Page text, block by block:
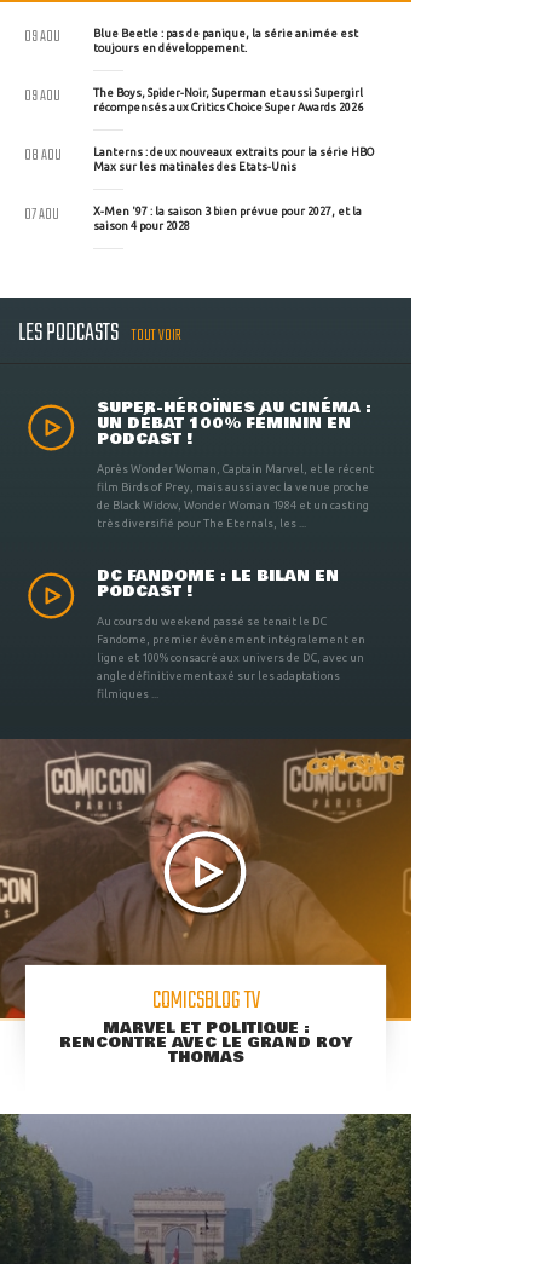
Blue Beetle : pas de panique, la série animée est
toujours en développement.
09 AOU
The Boys, Spider-Noir, Superman et aussi Supergirl
récompensés aux Critics Choice Super Awards 2026
09 AOU
Lanterns : deux nouveaux extraits pour la série HBO
Max sur les matinales des Etats-Unis
08 AOU
X-Men '97 : la saison 3 bien prévue pour 2027, et la
saison 4 pour 2028
07 AOU
LES PODCASTS TOUT VOIR
SUPER-HÉROÏNES AU CINÉMA :
UN DÉBAT 100% FÉMININ EN
PODCAST !
Après Wonder Woman, Captain Marvel, et le récent
film Birds of Prey, mais aussi avec la venue proche
de Black Widow, Wonder Woman 1984 et un casting
très diversifié pour The Eternals, les ...
DC FANDOME : LE BILAN EN
PODCAST !
Au cours du weekend passé se tenait le DC
Fandome, premier évènement intégralement en
ligne et 100% consacré aux univers de DC, avec un
angle définitivement axé sur les adaptations
filmiques ...
COMICSBLOG TV
MARVEL ET POLITIQUE :
RENCONTRE AVEC LE GRAND ROY
THOMAS